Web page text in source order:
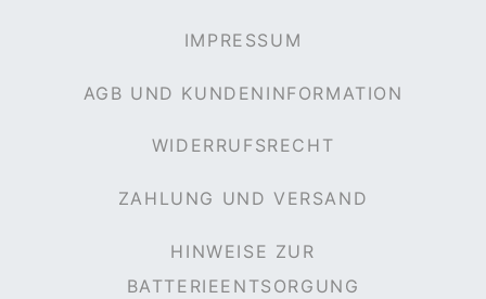
IMPRESSUM
AGB UND KUNDENINFORMATION
WIDERRUFSRECHT
ZAHLUNG UND VERSAND
HINWEISE ZUR
BATTERIEENTSORGUNG